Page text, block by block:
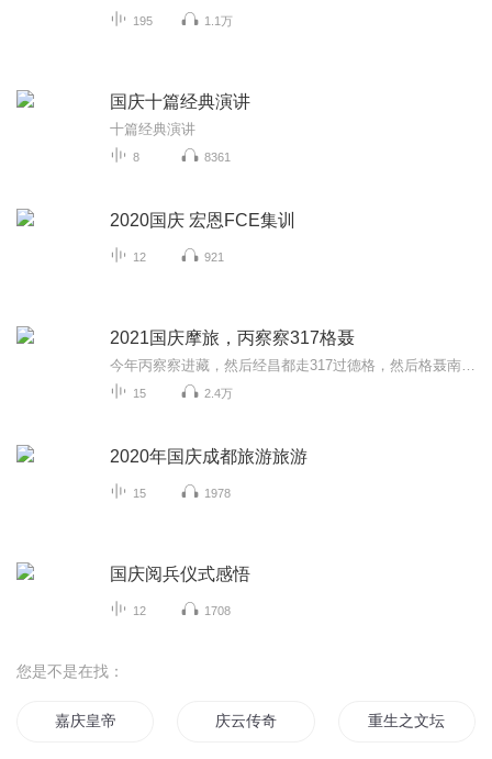
195 1.1万
国庆十篇经典演讲
十篇经典演讲
8 8361
2020国庆 宏恩FCE集训
12 921
2021国庆摩旅，丙察察317格聂
15 2.4万
2020年国庆成都旅游旅游
15 1978
国庆阅兵仪式感悟
12 1708
您是不是在找：
嘉庆皇帝 庆云传奇 重生之文坛大师